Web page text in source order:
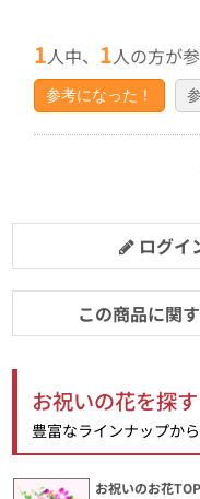
1人中、 1人の方が
参考になった！
ログイ
この商品に関
お祝いの花を探す
豊富なラインナップか
お祝いのお花TOP